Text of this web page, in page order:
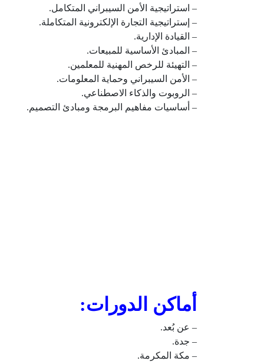
– استراتيجية الأمن السيبراني المتكامل.
– إستراتيجية التجارة الإلكترونية المتكاملة.
– القيادة الإدارية.
– المبادئ الأساسية للمبيعات.
– التهيئة للرخص المهنية للمعلمين.
– الأمن السيبراني وحماية المعلومات.
– الروبوت والذكاء الاصطناعي.
– أساسيات مفاهيم البرمجة ومبادئ التصميم.
أماكن الدورات:
– عن بُعد.
– جدة.
– مكة المكرمة.